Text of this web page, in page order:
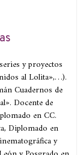
y proyectos
al Lolita»,…).
Cuadernos de
Docente de
en CC.
Diplomado en
y